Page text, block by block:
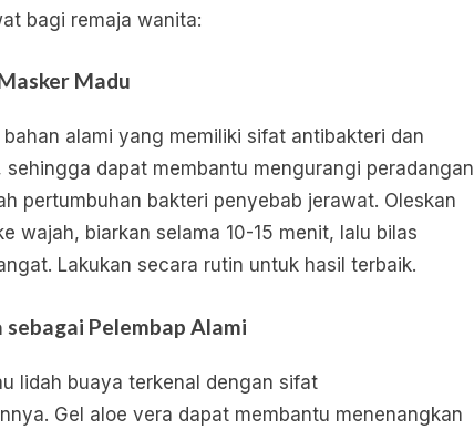
bagi remaja wanita:
Madu
bahan alami yang memiliki sifat antibakteri dan
sehingga dapat membantu mengurangi peradangan
pertumbuhan bakteri penyebab jerawat. Oleskan
wajah, biarkan selama 10-15 menit, lalu bilas
Lakukan secara rutin untuk hasil terbaik.
Pelembap Alami
lidah buaya terkenal dengan sifat
Gel aloe vera dapat membantu menenangkan